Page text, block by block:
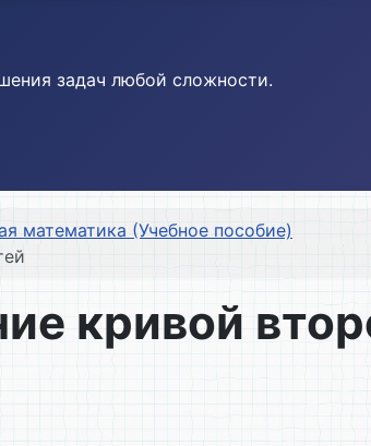
задач любой сложности.
математика (Учебное пособие)
кривой